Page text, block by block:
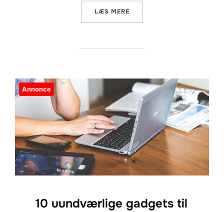
LÆS MERE
Annonce
10 uundværlige gadgets til